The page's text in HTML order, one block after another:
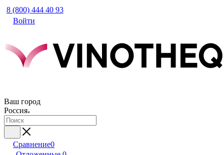
8 (800) 444 40 93
Войти
Ваш город
Россия
Сравнение0